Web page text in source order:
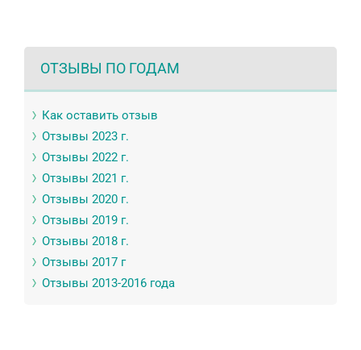
ОТЗЫВЫ ПО ГОДАМ
Как оставить отзыв
Отзывы 2023 г.
Отзывы 2022 г.
Отзывы 2021 г.
Отзывы 2020 г.
Отзывы 2019 г.
Отзывы 2018 г.
Отзывы 2017 г
Отзывы 2013-2016 года